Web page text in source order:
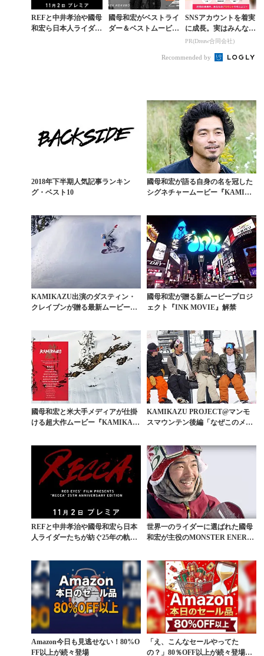
REFと中井孝治や國母
和宏ら日本人ライダー
國母和宏がベストライ
ダー＆ベストムービー
SNSアカウントを着実
に成長。実はみんなコ
コ使ってます。
PR(Dreaw合同会社)
Recommended by
2018年下半期人気記事ランキン
グ・ベスト10
國母和宏が語る自身の名を冠した
シグネチャームービー『KAMIKA
KAMIKAZU出演のダスティン・
クレイブンが贈る最新ムービー
國母和宏が贈る新ムービープロジ
ェクト『INK MOVIE』解禁
國母和宏と米大手メディアが仕掛
ける超大作ムービー『KAMIKAZ
KAMIKAZU PROJECT@マンモ
スマウンテン後編「なぜこのメン
REFと中井孝治や國母和宏ら日本
人ライダーたちが紡ぐ25年の軌跡
世界一のライダーに選ばれた國母
和宏が主役のMONSTER ENERG
Amazon今日も見逃せない！80%O
FF以上が続々登場
「え、こんなセールやってた
の？」80％OFF以上が続々登場！